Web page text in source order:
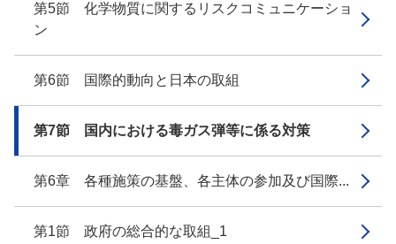
第5節 化学物質に関するリスクコミュニケーショ
ン
第6節 国際的動向と日本の取組
第7節 国内における毒ガス弾等に係る対策
第6章 各種施策の基盤、各主体の参加及び国際...
第1節 政府の総合的な取組_1